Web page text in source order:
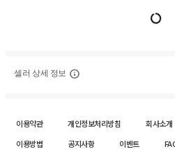
셀러 상세 정보
이용약관 개인정보처리방침 회사소개
이용방법
공지사항 이벤트